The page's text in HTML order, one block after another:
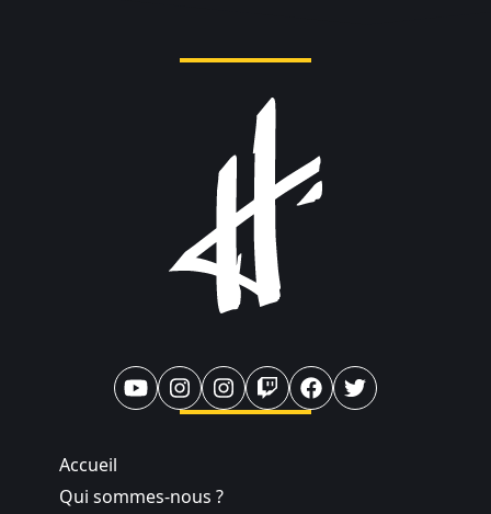
Accueil
Qui sommes-nous ?